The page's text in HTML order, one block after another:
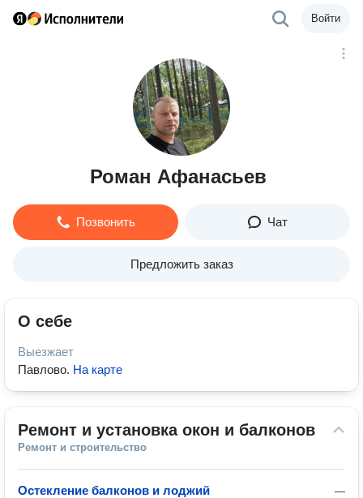
Войти
Роман Афанасьев
Позвонить Чат
Предложить заказ
О себе
Выезжает
Павлово. На карте
Ремонт и установка окон и балконов
Ремонт и строительство
—
Остекление балконов и лоджий